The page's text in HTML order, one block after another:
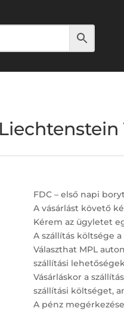
FDC – első napi
A vásárlást követő
Kérem az ügyletet
A szállítás költsége
Választhat MPL
szállítási
Vásárláskor a
szállítási költséget,
A pénz